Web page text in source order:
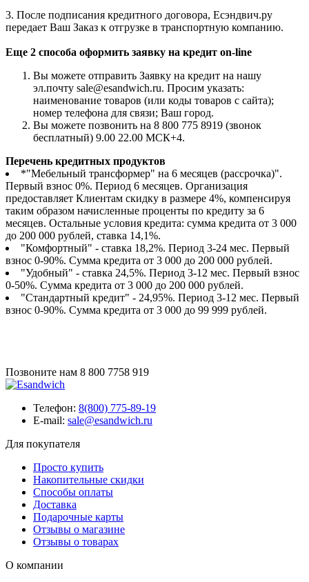
3. После подписания кредитного договора, Есэндвич.ру
передает Ваш Заказ к отгрузке в транспортную компанию.
Еще 2 способа оформить заявку на кредит on-line
Вы можете отправить Заявку на кредит на нашу
эл.почту sale@esandwich.ru. Просим указать:
наименование товаров (или коды товаров с сайта);
номер телефона для связи; Ваш город.
Вы можете позвонить на 8 800 775 8919 (звонок
бесплатный) 9.00 22.00 МСК+4.
Перечень кредитных продуктов
*"Мебельный трансформер" на 6 месяцев (рассрочка)".
Первый взнос 0%. Период 6 месяцев. Организация
предоставляет Клиентам скидку в размере 4%, компенсируя
таким образом начисленные проценты по кредиту за 6
месяцев. Остальные условия кредита: сумма кредита от 3 000
до 200 000 рублей, ставка 14,1%.
"Комфортный" - ставка 18,2%. Период 3-24 мес. Первый
взнос 0-90%. Сумма кредита от 3 000 до 200 000 рублей.
"Удобный" - ставка 24,5%. Период 3-12 мес. Первый взнос
0-50%. Сумма кредита от 3 000 до 200 000 рублей.
"Стандартный кредит" - 24,95%. Период 3-12 мес. Первый
взнос 0-90%. Сумма кредита от 3 000 до 99 999 рублей.
Позвоните нам 8 800 7758 919
Телефон: 8(800) 775-89-19
E-mail: sale@esandwich.ru
Для покупателя
Просто купить
Накопительные скидки
Способы оплаты
Доставка
Подарочные карты
Отзывы о магазине
Отзывы о товарах
О компании